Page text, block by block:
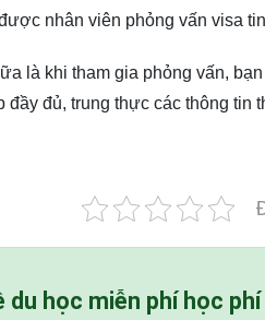
nhân viên phỏng vấn visa
là khi tham gia phỏng vấn,
đầy đủ, trung thực các thông tin
du học miễn phí học